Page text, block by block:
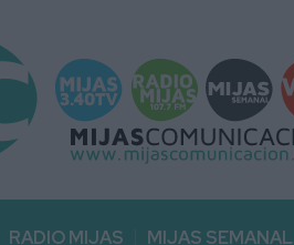
RADIO MIJAS MIJAS SEMANAL